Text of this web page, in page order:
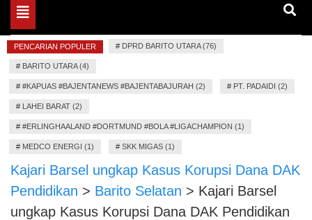
Toggle
navigation
PENCARIAN POPULER # DPRD BARITO UTARA (76)
# BARITO UTARA (4)
# #KAPUAS #BAJENTANEWS #BAJENTABAJURAH (2) # PT. PADAIDI (2)
# LAHEI BARAT (2)
# #ERLINGHAALAND #DORTMUND #BOLA #LIGACHAMPION (1)
# MEDCO ENERGI (1) # SKK MIGAS (1)
Kajari Barsel ungkap Kasus Korupsi Dana DAK
Pendidikan > Barito Selatan > Kajari Barsel
ungkap Kasus Korupsi Dana DAK Pendidikan